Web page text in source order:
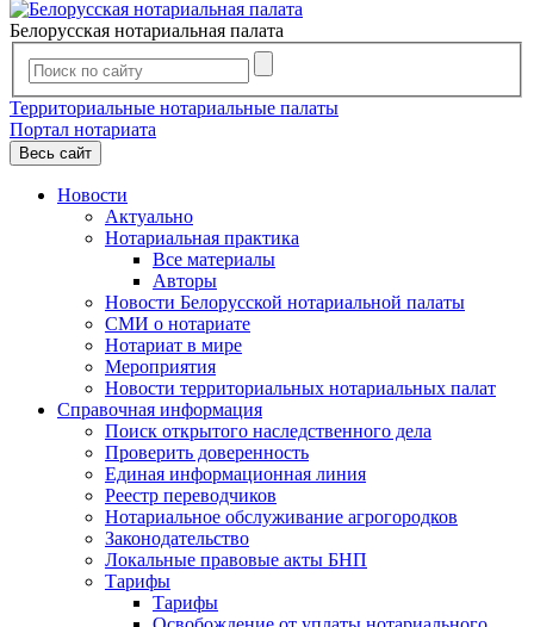
Белорусская нотариальная палата
Территориальные нотариальные палаты
Портал нотариата
Весь сайт
Новости
Актуально
Нотариальная практика
Все материалы
Авторы
Новости Белорусской нотариальной палаты
СМИ о нотариате
Нотариат в мире
Мероприятия
Новости территориальных нотариальных палат
Справочная информация
Поиск открытого наследственного дела
Проверить доверенность
Единая информационная линия
Реестр переводчиков
Нотариальное обслуживание агрогородков
Законодательство
Локальные правовые акты БНП
Тарифы
Тарифы